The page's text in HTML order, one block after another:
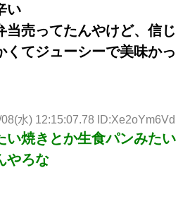
い
当売ってたんやけど、信じ
くてジューシーで美味かっ
水) 12:15:07.78 ID:Xe2oYm6Vd
い焼きとか生食パンみたい
やろな